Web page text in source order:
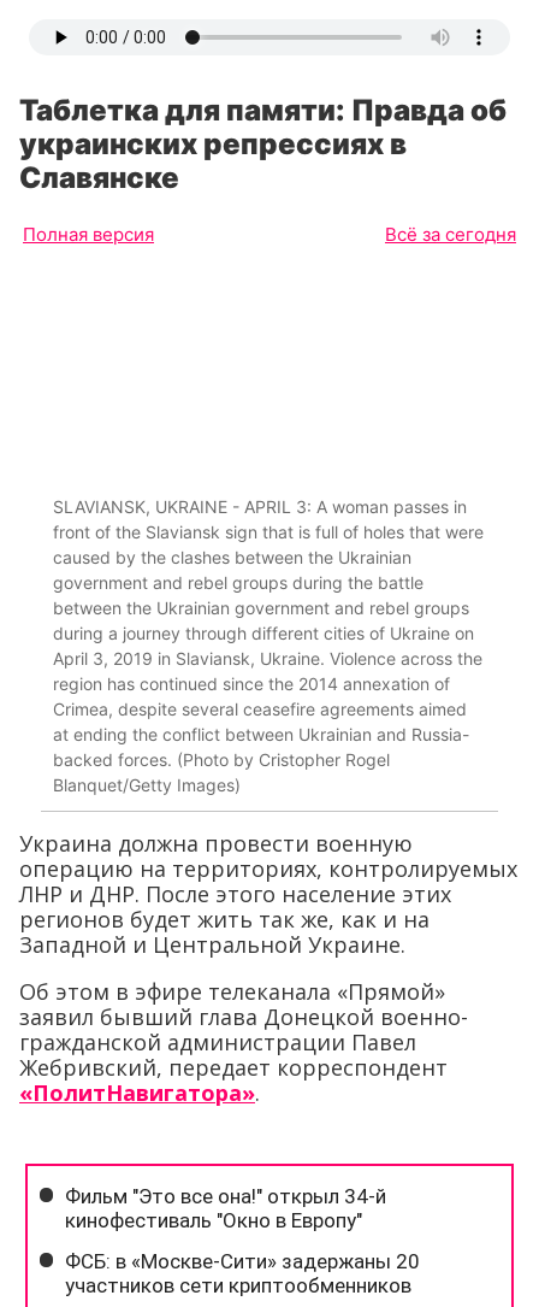
Таблетка для памяти: Правда об
украинских репрессиях в
Славянске
Полная версия Всё за сегодня
SLAVIANSK, UKRAINE - APRIL 3: A woman passes in
front of the Slaviansk sign that is full of holes that were
caused by the clashes between the Ukrainian
government and rebel groups during the battle
between the Ukrainian government and rebel groups
during a journey through different cities of Ukraine on
April 3, 2019 in Slaviansk, Ukraine. Violence across the
region has continued since the 2014 annexation of
Crimea, despite several ceasefire agreements aimed
at ending the conflict between Ukrainian and Russia-
backed forces. (Photo by Cristopher Rogel
Blanquet/Getty Images)
Украина должна провести военную
операцию на территориях, контролируемых
ЛНР и ДНР. После этого население этих
регионов будет жить так же, как и на
Западной и Центральной Украине.
Об этом в эфире телеканала «Прямой»
заявил бывший глава Донецкой военно-
гражданской администрации Павел
Жебривский, передает корреспондент
«ПолитНавигатора».